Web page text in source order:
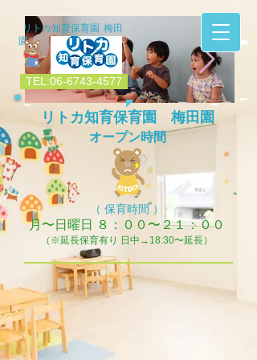
IMG_7164.JPG
リトカ知育保育園 梅田
園
TEL:06-6743-4577
​リトカ知育保育園 梅田園
オープン時間
（ 保育時間 ）
月〜日曜日 ８：００〜２１：００
（※延長保育有り 日中→18:30〜延長）